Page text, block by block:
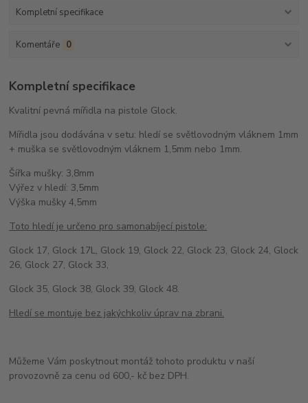
Kompletní specifikace
Komentáře 0
Kompletní specifikace
Kvalitní pevná mířidla na pistole Glock.
Mířidla jsou dodávána v setu: hledí se světlovodným vláknem 1mm
+ muška se světlovodným vláknem 1,5mm nebo 1mm.
Šířka mušky: 3,8mm
Výřez v hledí: 3,5mm
Výška mušky 4,5mm
Toto hledí je určeno pro samonabíjecí pistole:
Glock 17, Glock 17L, Glock 19, Glock 22, Glock 23, Glock 24, Glock
26, Glock 27, Glock 33,
Glock 35, Glock 38, Glock 39, Glock 48.
Hledí se montuje bez jakýchkoliv úprav na zbrani.
Můžeme Vám poskytnout montáž tohoto produktu v naší
provozovně za cenu od 600,- kč bez DPH.